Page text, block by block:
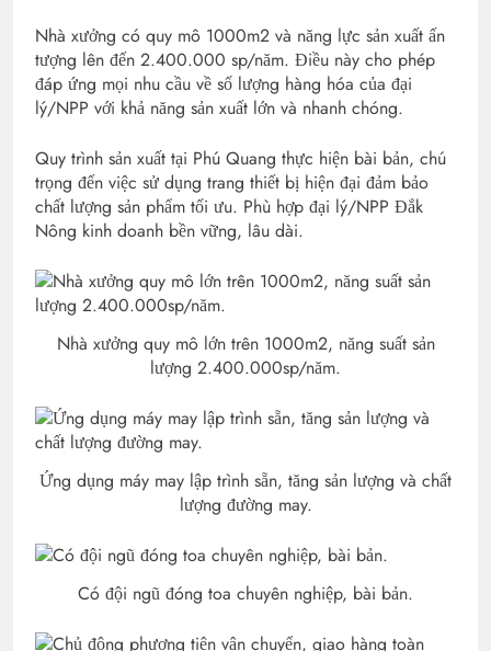
Nhà xưởng có quy mô 1000m2 và năng lực sản xuất ấn
tượng lên đến 2.400.000 sp/năm. Điều này cho phép
đáp ứng mọi nhu cầu về số lượng hàng hóa của đại
lý/NPP với khả năng sản xuất lớn và nhanh chóng.
Quy trình sản xuất tại Phú Quang thực hiện bài bản, chú
trọng đến việc sử dụng trang thiết bị hiện đại đảm bảo
chất lượng sản phẩm tối ưu. Phù hợp đại lý/NPP Đắk
Nông kinh doanh bền vững, lâu dài.
Nhà xưởng quy mô lớn trên 1000m2, năng suất sản
lượng 2.400.000sp/năm.
Ứng dụng máy may lập trình sẵn, tăng sản lượng và chất
lượng đường may.
Có đội ngũ đóng toa chuyên nghiệp, bài bản.